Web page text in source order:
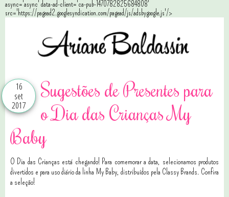
async='async' data-ad-client='ca-pub-1470782825684808'
src='https://pagead2.googlesyndication.com/pagead/js/adsbygoogle.js'/>
16
set
2017
Sugestões de Presentes para
o Dia das Crianças My
Baby
O Dia das Crianças está chegando! Para comemorar a data, selecionamos produtos
divertidos e para uso diário da linha My Baby, distribuídos pela Classy Brands. Confira
a seleção!